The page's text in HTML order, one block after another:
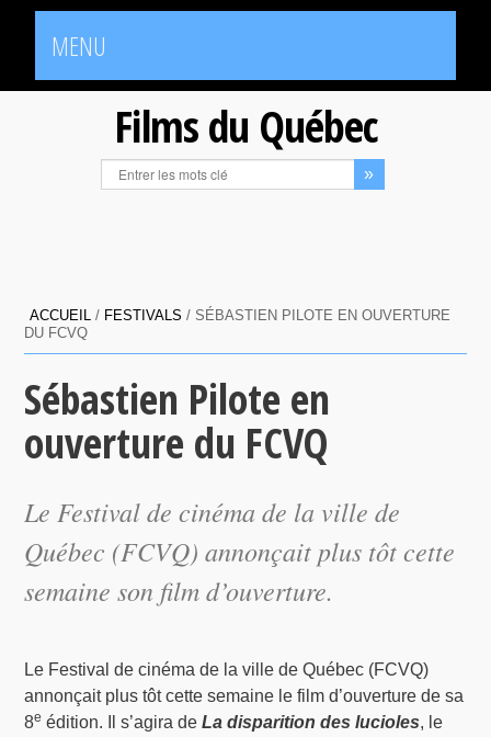
MENU
Films du Québec
ACCUEIL / FESTIVALS /SÉBASTIEN PILOTE EN OUVERTURE
DU FCVQ
Sébastien Pilote en
ouverture du FCVQ
Le Festival de cinéma de la ville de
Québec (FCVQ) annonçait plus tôt cette
semaine son film d’ouverture.
Le Festival de cinéma de la ville de Québec (FCVQ)
annonçait plus tôt cette semaine le film d’ouverture de sa
8e édition. Il s’agira deLa disparition des lucioles, le